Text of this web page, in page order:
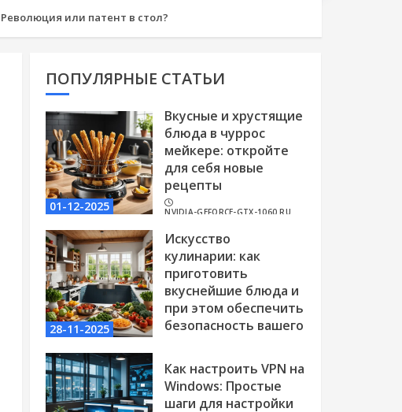
или патент в стол?
ПОПУЛЯРНЫЕ СТАТЬИ
01-12-2025
Вкусные и хрустящие
блюда в чуррос
мейкере: откройте
для себя новые
рецепты
NVIDIA-GEFORCE-GTX-1060.RU
28-11-2025
Искусство
кулинарии: как
приготовить
вкуснейшие блюда и
при этом обеспечить
безопасность вашего
NVIDIA-GEFORCE-GTX-1060.RU
Как настроить VPN на
Windows: Простые
шаги для настройки